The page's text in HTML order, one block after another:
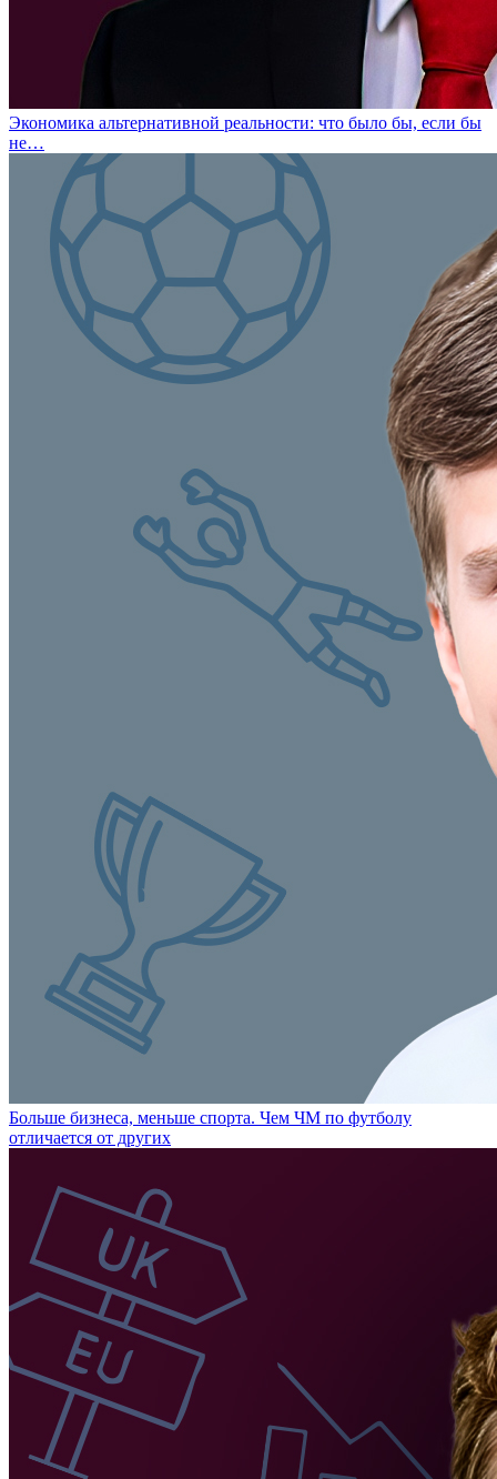
Экономика альтернативной реальности: что было бы, если бы
не…
Больше бизнеса, меньше спорта. Чем ЧМ по футболу
отличается от других